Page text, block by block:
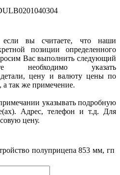
если вы считаете, что наши
позиции определенного
Вас выполнить следующий
указать
детали, цену и валюту цены по
а так же примечение.
указывать подробную
Адрес, телефон и т.д. Для
цену.
полуприцепа 853 мм, гп